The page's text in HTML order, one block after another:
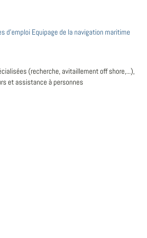
d'emploi Equipage de la navigation maritime
(recherche, avitaillement off shore,...),
et assistance à personnes